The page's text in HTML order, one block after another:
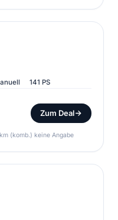
141 PS
Zum Deal
(komb.) keine Angabe